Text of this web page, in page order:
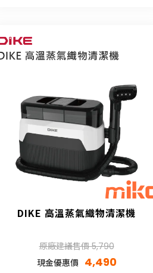
DIKE 高溫蒸氣織物清潔機
原廠建議售價 5,790
現金優惠價 4,490